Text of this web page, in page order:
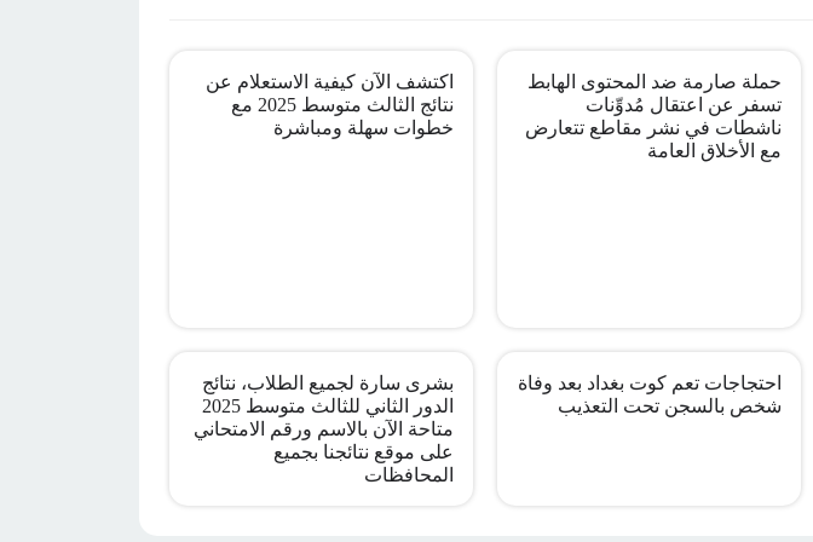
حملة صارمة ضد المحتوى الهابط
تسفر عن اعتقال مُدوِّنات
ناشطات في نشر مقاطع تتعارض
مع الأخلاق العامة
اكتشف الآن كيفية الاستعلام عن
نتائج الثالث متوسط 2025 مع
خطوات سهلة ومباشرة
احتجاجات تعم كوت بغداد بعد وفاة
شخص بالسجن تحت التعذيب
بشرى سارة لجميع الطلاب، نتائج
الدور الثاني للثالث متوسط 2025
متاحة الآن بالاسم ورقم الامتحاني
على موقع نتائجنا بجميع
المحافظات